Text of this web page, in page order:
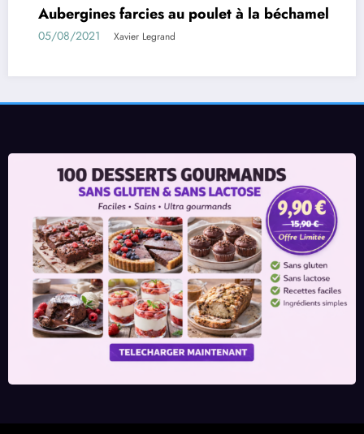
au poulet à la béchamel Rouleaux